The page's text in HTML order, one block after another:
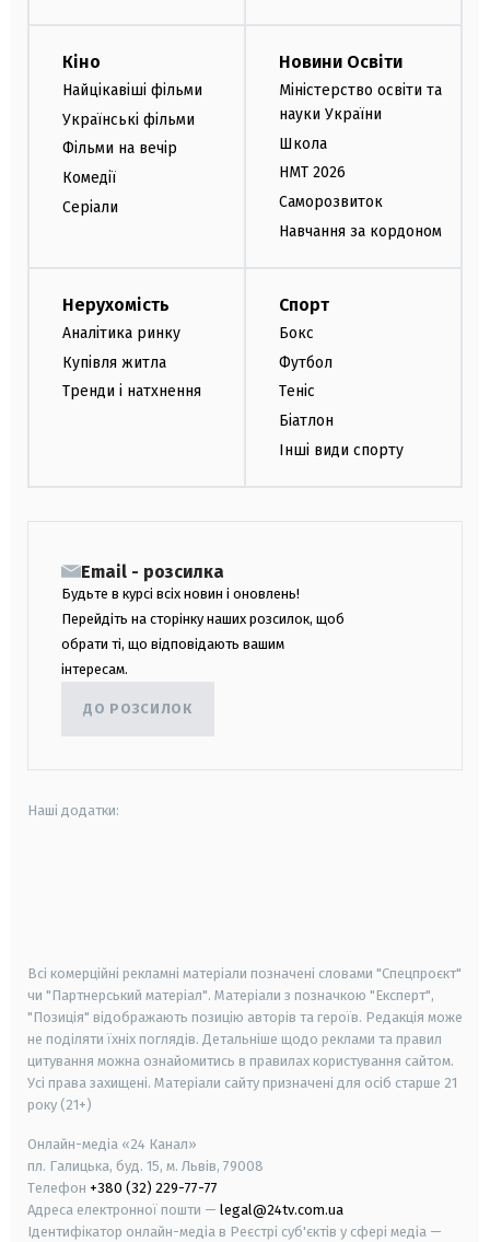
Кіно
Найцікавіші фільми
Українські фільми
Фільми на вечір
Комедії
Серіали
Новини Освіти
Міністерство освіти та
науки України
Школа
НМТ 2026
Саморозвиток
Навчання за кордоном
Нерухомість
Аналітика ринку
Купівля житла
Тренди і натхнення
Спорт
Бокс
Футбол
Теніс
Біатлон
Інші види спорту
Email - розсилка
Будьте в курсі всіх новин і оновлень!
Перейдіть на сторінку наших розсилок, щоб
обрати ті, що відповідають вашим
інтересам.
ДО РОЗСИЛОК
Наші додатки:
Всі комерційні рекламні матеріали позначені словами "Спецпроєкт"
чи "Партнерський матеріал". Матеріали з позначкою "Експерт",
"Позиція" відображають позицію авторів та героїв. Редакція може
не поділяти їхніх поглядів. Детальніше щодо реклами та правил
цитування можна ознайомитись в правилах користування сайтом.
Усі права захищені. Матеріали сайту призначені для осіб старше 21
року (21+)
Онлайн-медіа «24 Канал»
пл. Галицька, буд. 15, м. Львів, 79008
Телефон +380 (32) 229-77-77
Адреса електронної пошти — legal@24tv.com.ua
Ідентифікатор онлайн-медіа в Реєстрі суб'єктів у сфері медіа —